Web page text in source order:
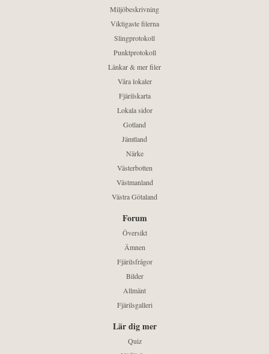
Miljöbeskrivning
Viktigaste filerna
Slingprotokoll
Punktprotokoll
Länkar & mer filer
Våra lokaler
Fjärilskarta
Lokala sidor
Gotland
Jämtland
Närke
Västerbotten
Västmanland
Västra Götaland
Forum
Översikt
Ämnen
Fjärilsfrågor
Bilder
Allmänt
Fjärilsgalleri
Lär dig mer
Quiz